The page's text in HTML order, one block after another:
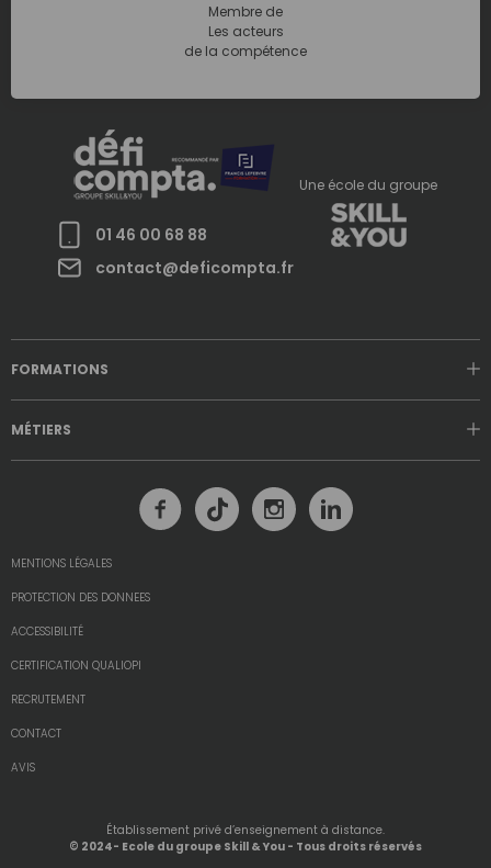
Membre de
Les acteurs
de la compétence
01 46 00 68 88
contact@deficompta.fr
Une école du groupe
FORMATIONS
MÉTIERS
Établissement privé d’enseignement à distance.
© 2024- Ecole du groupe Skill & You - Tous droits réservés
MENTIONS LÉGALES
PROTECTION DES DONNEES
ACCESSIBILITÉ
CERTIFICATION QUALIOPI
RECRUTEMENT
CONTACT
AVIS